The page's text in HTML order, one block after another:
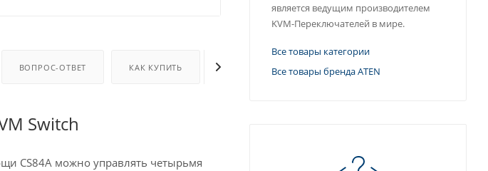
ВОПРОС-ОТВЕТ КАК КУПИТЬ ДОСТАВКА
Switch
CS84A можно управлять четырьмя
является ведущим производителем
KVM-Переключателей в мире.
Все товары категории
Все товары бренда ATEN